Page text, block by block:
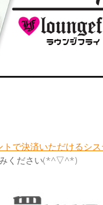
トで決済いただけるシス
みください(*^▽^*)